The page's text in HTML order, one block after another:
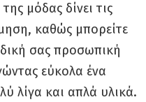
μόδας δίνει τις
καθώς μπορείτε
σας προσωπική
εύκολα ένα
λίγα και απλά υλικά.